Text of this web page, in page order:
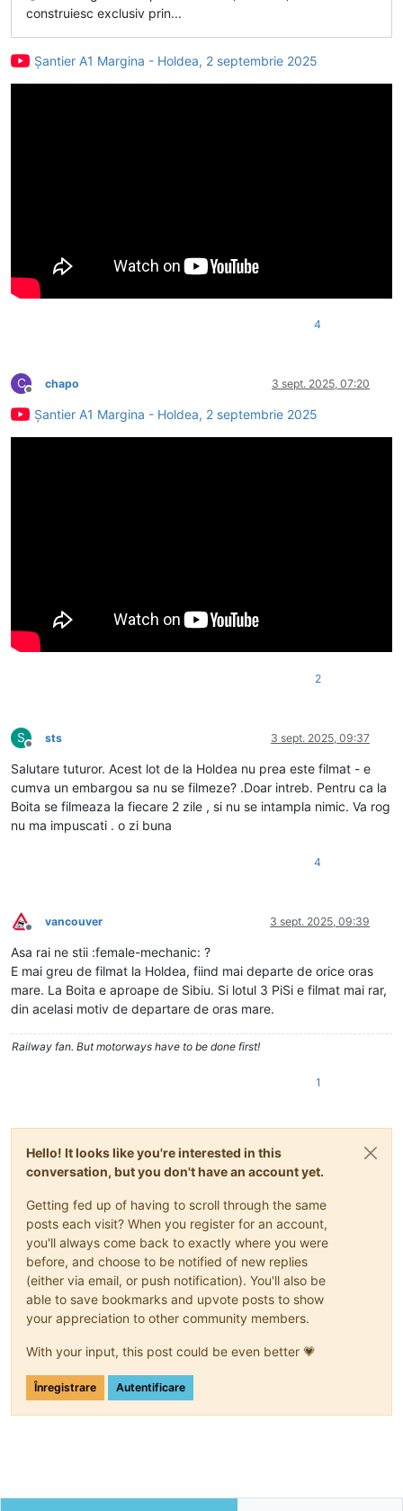
construiesc exclusiv prin...
Șantier A1 Margina - Holdea, 2 septembrie 2025
4
C
Deconectat
chapo 3 sept. 2025, 07:20
Șantier A1 Margina - Holdea, 2 septembrie 2025
2
S
Deconectat
sts 3 sept. 2025, 09:37
Salutare tuturor. Acest lot de la Holdea nu prea este filmat - e
cumva un embargou sa nu se filmeze? .Doar intreb. Pentru ca la
Boita se filmeaza la fiecare 2 zile , si nu se intampla nimic. Va rog
nu ma impuscati . o zi buna
4
Deconectat
vancouver 3 sept. 2025, 09:39
Asa rai ne stii :female-mechanic: ?
E mai greu de filmat la Holdea, fiind mai departe de orice oras
mare. La Boita e aproape de Sibiu. Si lotul 3 PiSi e filmat mai rar,
din acelasi motiv de departare de oras mare.
Railway fan. But motorways have to be done first!
1
Hello! It looks like you're interested in this
conversation, but you don't have an account yet.
Getting fed up of having to scroll through the same
posts each visit? When you register for an account,
you'll always come back to exactly where you were
before, and choose to be notified of new replies
(either via email, or push notification). You'll also be
able to save bookmarks and upvote posts to show
your appreciation to other community members.
With your input, this post could be even better 💗
Înregistrare Autentificare